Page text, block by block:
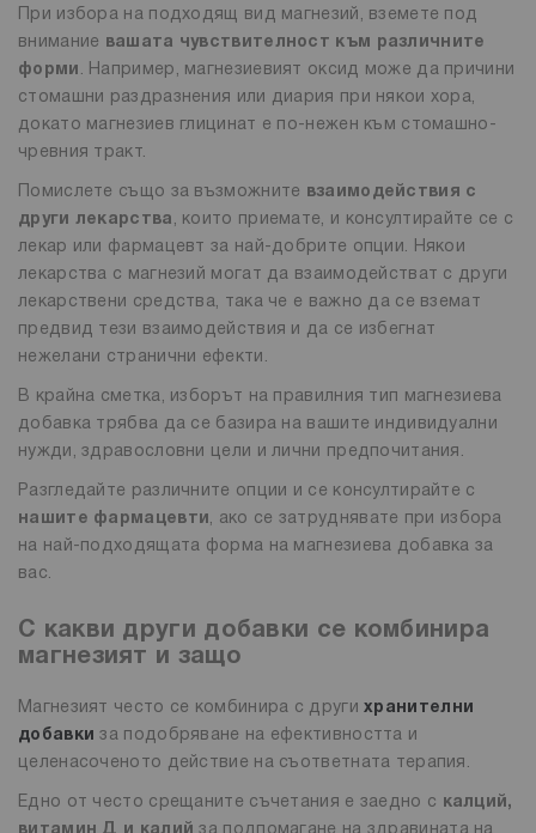
При избора на подходящ вид магнезий, вземете под
внимание
вашата чувствителност към различните
форми . Например, магнезиевият оксид може да причини
стомашни раздразнения или диария при някои хора,
докато магнезиев глицинат е по-нежен към стомашно-
чревния тракт.
Помислете също за възможните
взаимодействия с
други лекарства , които приемате, и консултирайте се с
лекар или фармацевт за най-добрите опции. Някои
лекарства с магнезий могат да взаимодействат с други
лекарствени средства, така че е важно да се вземат
предвид тези взаимодействия и да се избегнат
нежелани странични ефекти.
В крайна сметка, изборът на правилния тип магнезиева
добавка трябва да се базира на вашите индивидуални
нужди, здравословни цели и лични предпочитания.
Разгледайте различните опции и се консултирайте с
нашите фармацевти , ако се затруднявате при избора
на най-подходящата форма на магнезиева добавка за
вас.
С какви други добавки се комбинира
магнезият и защо
Магнезият често се комбинира с другихранителни
добавки за подобряване на ефективността и
целенасоченото действие на съответната терапия.
Едно от често срещаните съчетания е заедно с
калций,